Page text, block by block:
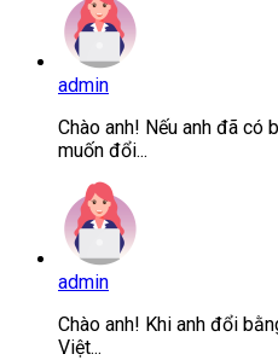
admin
Chào anh! Nếu anh đã có
muốn đổi...
admin
Chào anh! Khi anh đổi
Việt...